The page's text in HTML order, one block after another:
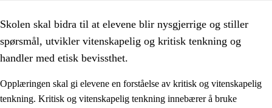
Skolen skal bidra til at elevene blir nysgjerrige og stiller
spørsmål, utvikler vitenskapelig og kritisk tenkning og
handler med etisk bevissthet.
Opplæringen skal gi elevene en forståelse av kritisk og vitenskapelig
tenkning. Kritisk og vitenskapelig tenkning innebærer å bruke